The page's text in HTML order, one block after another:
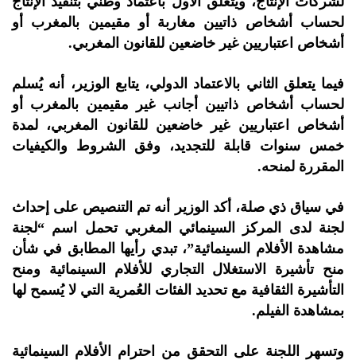
لحساب أشخاص ذاتيين مغاربة أو مقيمين بالمغرب أو
أشخاص اعتباريين غير خاضعين للقانون المغربي.
فيما يتعلق الثاني بالاعتماد الدولي، يتابع الوزير، أنه يُسلم
لحساب أشخاص ذاتيين أجانب غير مقيمين بالمغرب أو
أشخاص اعتباريين غير خاضعين للقانون المغربي، لمدة
خمس سنوات قابلة للتجديد، وفق الشروط والكيفيات
المقررة لمنحه.
في سياق ذي صلة، أكد الوزير أنه تم التنصيص على إحداث
لجنة لدى المركز السينمائي المغربي تحمل اسم “لجنة
مشاهدة الأفلام السينمائية”، تبدي رأيها المطابق في شأن
منح تأشيرة الاستغلال التجاري للأفلام السينمائية ومنح
التأشيرة الثقافية مع تحديد الفئات العُمرية التي لا يُسمح لها
بمشاهدة الفيلم.
وتسهر اللجنة على التحقق من احترام الأفلام السينمائية